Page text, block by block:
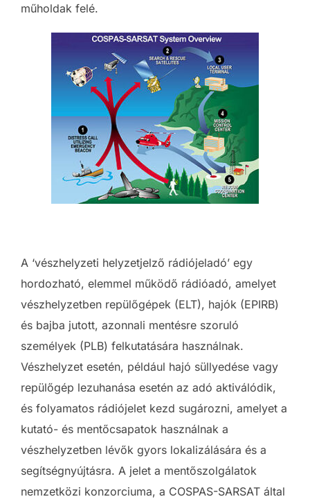
műholdak felé.
A ‘vészhelyzeti helyzetjelző rádiójeladó’ egy
hordozható, elemmel működő rádióadó, amelyet
vészhelyzetben repülőgépek (ELT), hajók (EPIRB)
és bajba jutott, azonnali mentésre szoruló
személyek (PLB) felkutatására használnak.
Vészhelyzet esetén, például hajó süllyedése vagy
repülőgép lezuhanása esetén az adó aktiválódik,
és folyamatos rádiójelet kezd sugározni, amelyet a
kutató- és mentőcsapatok használnak a
vészhelyzetben lévők gyors lokalizálására és a
segítségnyújtásra. A jelet a mentőszolgálatok
nemzetközi konzorciuma, a COSPAS-SARSAT által